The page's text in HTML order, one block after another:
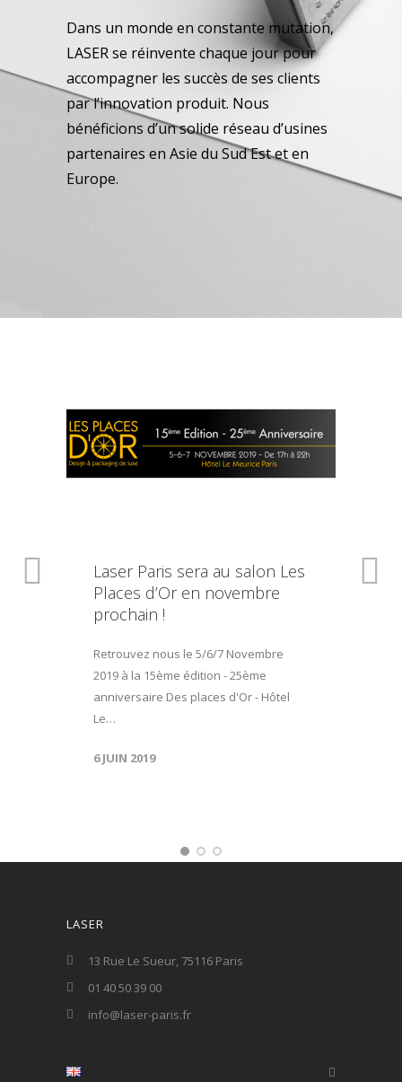
Dans un monde en constante mutation,
LASER se réinvente chaque jour pour
accompagner les succès de ses clients
par l’innovation produit. Nous
bénéficions d’un solide réseau d’usines
partenaires en Asie du Sud Est et en
Europe.
Laser Paris sera au salon Les
Places d’Or en novembre
prochain !
Retrouvez nous le 5/6/7 Novembre
2019 à la 15ème édition - 25ème
anniversaire Des places d'Or - Hôtel
Le…
6 JUIN 2019
LASER
13 Rue Le Sueur, 75116 Paris
01 40 50 39 00
info@laser-paris.fr